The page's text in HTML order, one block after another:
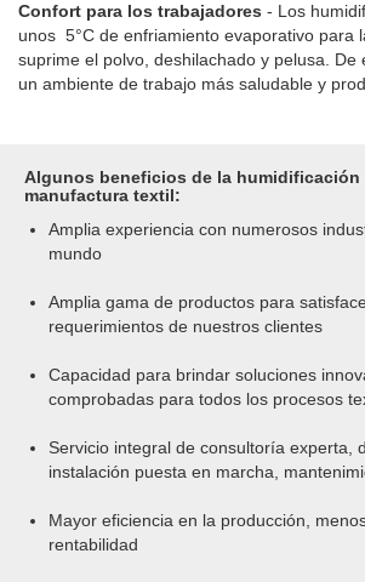
Confort para los trabajadores - Los
unos 5°C de enfriamiento evaporativo para
suprime el polvo, deshilachado y pelusa. De
un ambiente de trabajo más saludable y
Algunos beneficios de la humidificación
manufactura textil:
Amplia experiencia con numerosos
mundo
Amplia gama de productos para
requerimientos de nuestros clientes
Capacidad para brindar soluciones
comprobadas para todos los procesos
Servicio integral de consultoría experta,
instalación puesta en marcha,
Mayor eficiencia en la producción,
rentabilidad